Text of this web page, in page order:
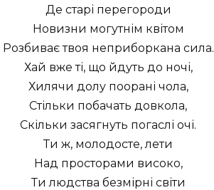
Де старі перегороди
Новизни могутнім квітом
Розбиває твоя неприборкана сила.
Хай вже ті, що йдуть до ночі,
Хилячи долу поорані чола,
Стільки побачать довкола,
Скільки засягнуть погаслі очі.
Ти ж, молодосте, лети
Над просторами високо,
Ти людства безмірні світи